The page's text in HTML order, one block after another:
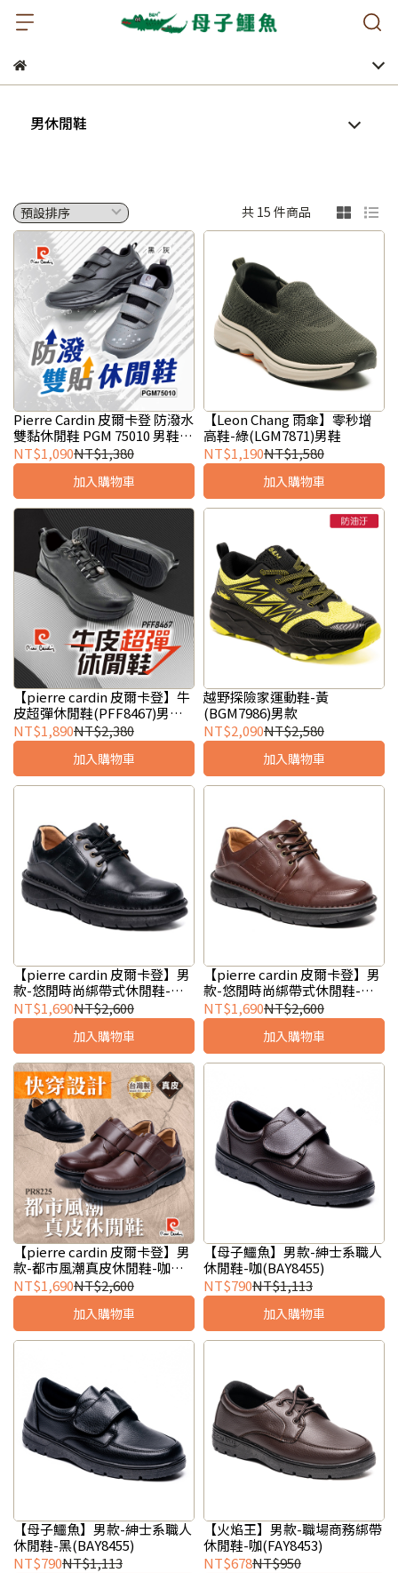
男休閒鞋
共 15 件商品
Pierre Cardin 皮爾卡登 防潑水
雙黏休閒鞋 PGM 75010 男鞋｜
全皮革鞋面 免綁穿脫 耐磨大底
（黑/灰 39–44）
NT$1,090NT$1,380
加入購物車
【Leon Chang 雨傘】零秒增
高鞋-綠(LGM7871)男鞋
NT$1,190NT$1,580
加入購物車
【pierre cardin 皮爾卡登】牛
皮超彈休閒鞋(PFF8467)男女
鞋
NT$1,890NT$2,380
加入購物車
越野探險家運動鞋-黃
(BGM7986)男款
NT$2,090NT$2,580
加入購物車
【pierre cardin 皮爾卡登】男
款-悠閒時尚綁帶式休閒鞋-黑
(PR8226)
NT$1,690NT$2,600
加入購物車
【pierre cardin 皮爾卡登】男
款-悠閒時尚綁帶式休閒鞋-咖
(PR8226)
NT$1,690NT$2,600
加入購物車
【pierre cardin 皮爾卡登】男
款-都市風潮真皮休閒鞋-咖
(PR8225)
NT$1,690NT$2,600
加入購物車
【母子鱷魚】男款-紳士系職人
休閒鞋-咖(BAY8455)
NT$790NT$1,113
加入購物車
【母子鱷魚】男款-紳士系職人
休閒鞋-黑(BAY8455)
NT$790NT$1,113
【火焰王】男款-職場商務綁帶
休閒鞋-咖(FAY8453)
NT$678NT$950